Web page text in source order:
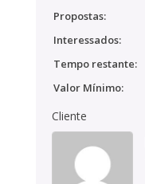
Propostas:
Interessados:
Tempo restante:
Valor Mínimo:
Cliente